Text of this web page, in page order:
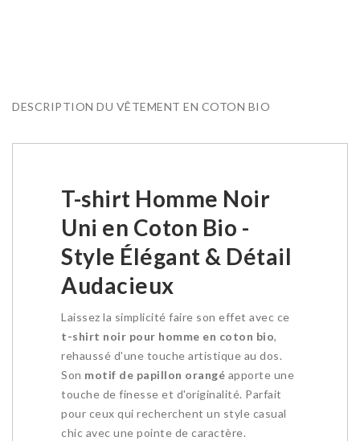
DESCRIPTION DU VÊTEMENT EN COTON BIO
T-shirt Homme Noir
Uni en Coton Bio -
Style Élégant & Détail
Audacieux
Laissez la simplicité faire son effet avec ce
t-shirt noir pour homme en coton bio,
rehaussé d'une touche artistique au dos.
Son motif de papillon orangé apporte une
touche de finesse et d'originalité. Parfait
pour ceux qui recherchent un style casual
chic avec une pointe de caractère.